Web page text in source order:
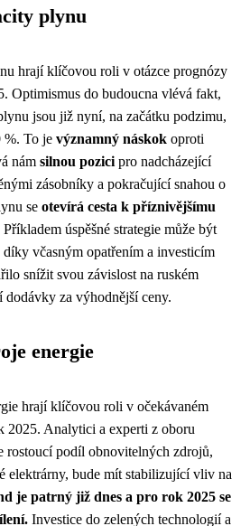
plynu
hrají klíčovou roli v otázce prognózy
Optimismus do budoucna vlévá fakt,
jsou již nyní, na začátku podzimu,
%. To je významný náskok oproti
nám silnou pozici pro nadcházející
zásobníky a pokračující snahou o
se otevírá cesta k příznivějšímu
úspěšné strategie může být
díky včasným opatřením a investicím
snížit svou závislost na ruském
za výhodnější ceny.
energie
hrají klíčovou roli v očekávaném
Analytici a experti z oboru
rostoucí podíl obnovitelných zdrojů,
elektrárny, bude mít stabilizující vliv na
je patrný již dnes a pro rok 2025 se
Investice do zelených technologií a